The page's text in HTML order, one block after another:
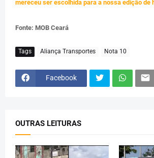
mereceu ser escolhida para a nossa edição de
Fonte: MOB Ceará
Tags Aliança Transportes Nota 10
Facebook
OUTRAS LEITURAS